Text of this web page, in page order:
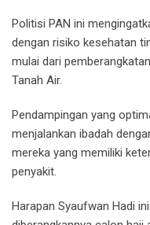
Politisi PAN ini
dengan risiko kesehatan
mulai dari
Tanah Air.
Pendampingan yang
menjalankan ibadah
mereka yang memiliki
penyakit.
Harapan Syaufwan Hadi